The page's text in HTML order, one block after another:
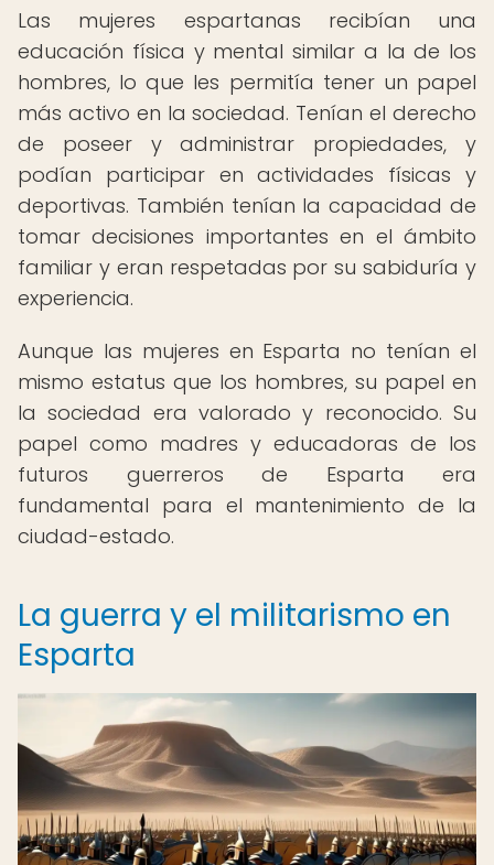
Las mujeres espartanas recibían una
educación física y mental similar a la de los
hombres, lo que les permitía tener un papel
más activo en la sociedad. Tenían el derecho
de poseer y administrar propiedades, y
podían participar en actividades físicas y
deportivas. También tenían la capacidad de
tomar decisiones importantes en el ámbito
familiar y eran respetadas por su sabiduría y
experiencia.
Aunque las mujeres en Esparta no tenían el
mismo estatus que los hombres, su papel en
la sociedad era valorado y reconocido. Su
papel como madres y educadoras de los
futuros guerreros de Esparta era
fundamental para el mantenimiento de la
ciudad-estado.
La guerra y el militarismo en
Esparta